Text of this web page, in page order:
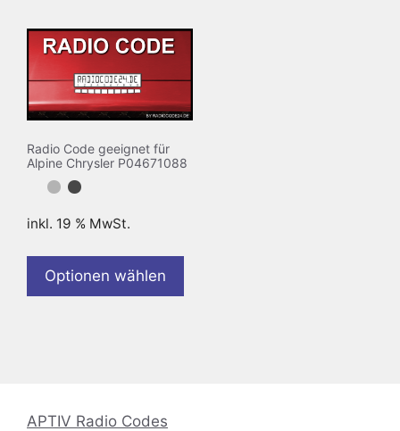
Radio Code geeignet für
Alpine Chrysler P04671088
inkl. 19 % MwSt.
Optionen wählen
APTIV Radio Codes